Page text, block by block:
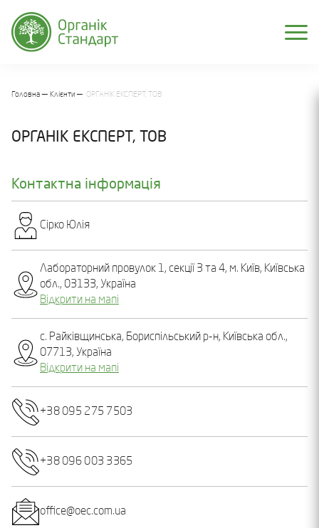
Головна Клієнти ОРГАНІК ЕКСПЕРТ, ТОВ
ОРГАНІК ЕКСПЕРТ, ТОВ
Контактна інформація
Сірко Юлія
Лабораторний провулок 1, секції 3 та 4, м. Київ, Київська
обл., 03133, Україна
Відкрити на мапі
с. Райківщинська, Бориспільський р-н, Київська обл.,
07713, Україна
Відкрити на мапі
+38 095 275 7503
+38 096 003 3365
office@oec.com.ua